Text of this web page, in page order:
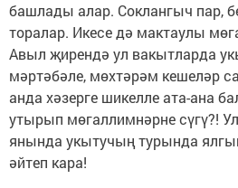
башлады алар. Соклангыч пар,
торалар. Икесе дә мактаулы
Авыл җирендә ул вакытларда
мәртәбәле, мөхтәрәм кешеләр
анда хәзерге шикелле ата-ана
утырып мөгаллимнәрне сүгү?!
янында укытучың турында
әйтеп кара!